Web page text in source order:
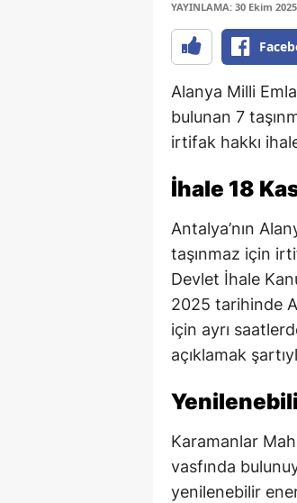
YAYINLAMA: 30 Ekim
Alanya Milli
bulunan 7
irtifak hakkı
İhale 18
Antalya’nın
taşınmaz için
Devlet İhale
2025 tarihinde
için ayrı
açıklamak
Karamanlar
vasfında
yenilenebilir